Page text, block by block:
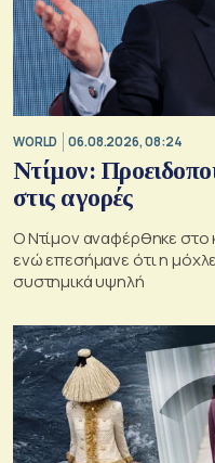
WORLD 06.08.2026, 08:24
Ντίμον:
στις αγορές
Ο Ντίμον αναφέρθηκε στο
ενώ επεσήμανε ότι η
συστημικά υψηλή